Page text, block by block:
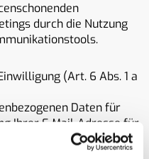
durch die Nutzung
(Art. 6 Abs. 1 a
Daten für
Ihrer E-Mail-Adresse für
der